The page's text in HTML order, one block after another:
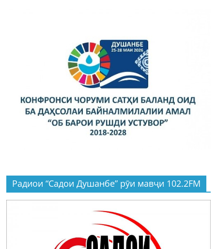
Радиои “Садои Душанбе” рӯи мавҷи 102.2FM